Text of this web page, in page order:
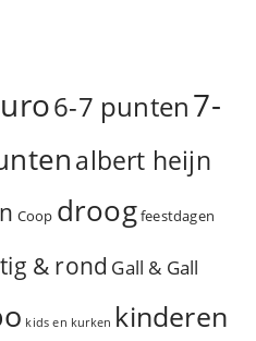
6-7 punten7-
albert heijn
Coop droogfeestdagen
& rond Gall & Gall
kids en kurken kinderen